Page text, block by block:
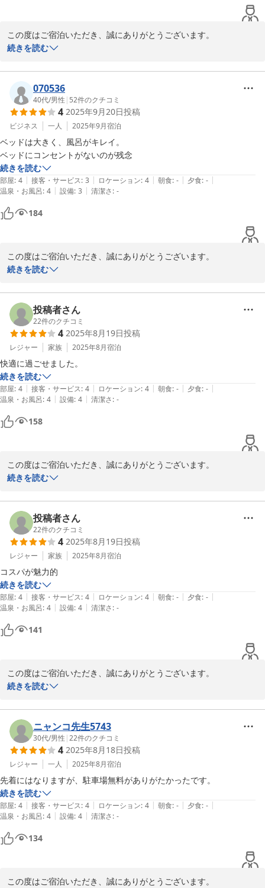
この度はご宿泊いただき、誠にありがとうございます。
お部屋をアップグレードしてご利用いただけたとのことで、喜んで
今後も快適にお過ごしいただけるよう努めてまいります。またのご
利用を心よりお待ちしております。
ホテルセレクトイン伊勢原
2025-11-13
続きを読む
070536
40代/男性 | 52件のクチコミ
4 2025年9月20日投稿
ビジネス 一人 2025年9月宿泊
ベッドは大きく、風呂がキレイ。
ベッドにコンセントがないのが残念
続きを読む
部屋: 4 | 接客・サービス: 3 | ロケーション: 4 | 朝食: - | 夕食: - |
温泉・お風呂: 4 | 設備: 3 | 清潔さ: -
184
この度はご宿泊いただき、誠にありがとうございます。
ベッドやお風呂についてお褒めのお言葉をいただき、大変嬉しく思
一方で、ベッド周りのコンセントがなくご不便をおかけしましたこ
と、お詫び申し上げます。お客様のご意見を参考に、今後の改善に
努めてまいります。
またのご利用を心よりお待ちしております。
ホテルセレクトイン伊勢原
2025-11-13
続きを読む
投稿者さん
22件のクチコミ
4 2025年8月19日投稿
レジャー 家族 2025年8月宿泊
快適に過ごせました。
続きを読む
部屋: 4 | 接客・サービス: 4 | ロケーション: 4 | 朝食: - | 夕食: - |
温泉・お風呂: 4 | 設備: 4 | 清潔さ: -
158
この度はご宿泊いただき、誠にありがとうございます。
快適にお過ごしいただけたとのお言葉を大変嬉しく思います。
またのご利用を心よりお待ちしております。
ホテルセレクトイン伊勢原
2025-11-13
続きを読む
投稿者さん
22件のクチコミ
4 2025年8月19日投稿
レジャー 家族 2025年8月宿泊
コスパが魅力的
続きを読む
部屋: 4 | 接客・サービス: 4 | ロケーション: 4 | 朝食: - | 夕食: - |
温泉・お風呂: 4 | 設備: 4 | 清潔さ: -
141
この度はご宿泊いただき、誠にありがとうございます。
コストパフォーマンスについてお褒めのお言葉をいただき、大変嬉
またのご利用を心よりお待ちしております。
ホテルセレクトイン伊勢原
2025-11-13
続きを読む
ニャンコ先生5743
30代/男性 |22件のクチコミ
4 2025年8月18日投稿
レジャー 一人 2025年8月宿泊
先着にはなりますが、駐車場無料がありがたかったです。
続きを読む
部屋: 4 | 接客・サービス: 4 | ロケーション: 4 | 朝食: - | 夕食: - |
温泉・お風呂: 4 | 設備: 4 | 清潔さ: -
134
この度はご宿泊いただき、誠にありがとうございます。